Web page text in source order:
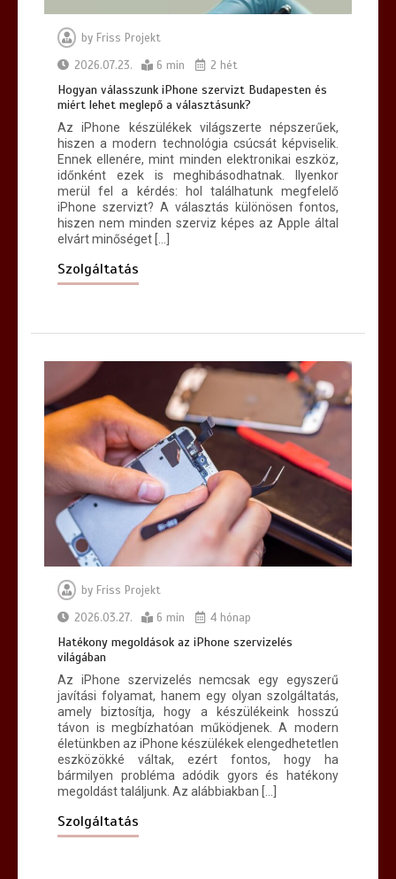
Hogyan lehet egyszerűvé tenni a
kárpittisztítás lépéseit?
by Friss Projekt
2026.07.23.
6 min 2 hét
Hogyan válasszunk iPhone szervizt Budapesten és
miért lehet meglepő a választásunk?
Az iPhone készülékek világszerte népszerűek,
hiszen a modern technológia csúcsát képviselik.
Ennek ellenére, mint minden elektronikai eszköz,
időnként ezek is meghibásodhatnak. Ilyenkor
merül fel a kérdés: hol találhatunk megfelelő
iPhone szervizt? A választás különösen fontos,
hiszen nem minden szerviz képes az Apple által
elvárt minőséget […]
Szolgáltatás
by Friss Projekt
2026.03.27.
6 min 4 hónap
Hatékony megoldások az iPhone szervizelés
világában
Az iPhone szervizelés nemcsak egy egyszerű
javítási folyamat, hanem egy olyan szolgáltatás,
amely biztosítja, hogy a készülékeink hosszú
távon is megbízhatóan működjenek. A modern
életünkben az iPhone készülékek elengedhetetlen
eszközökké váltak, ezért fontos, hogy ha
bármilyen probléma adódik gyors és hatékony
megoldást találjunk. Az alábbiakban […]
Szolgáltatás